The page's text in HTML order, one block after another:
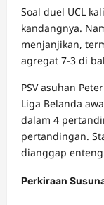
Soal duel UCL
kandangnya.
menjanjikan,
agregat 7-3 di
PSV asuhan
Liga Belanda
dalam 4
pertandingan.
dianggap
Perkiraan